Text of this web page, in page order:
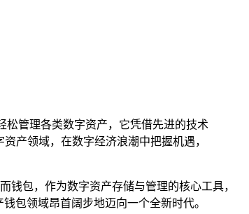
松管理各类数字资产，它凭借先进的技术
产领域，在数字经济浪潮中把握机遇，
包，作为数字资产存储与管理的核心工具，
包领域昂首阔步地迈向一个全新时代。